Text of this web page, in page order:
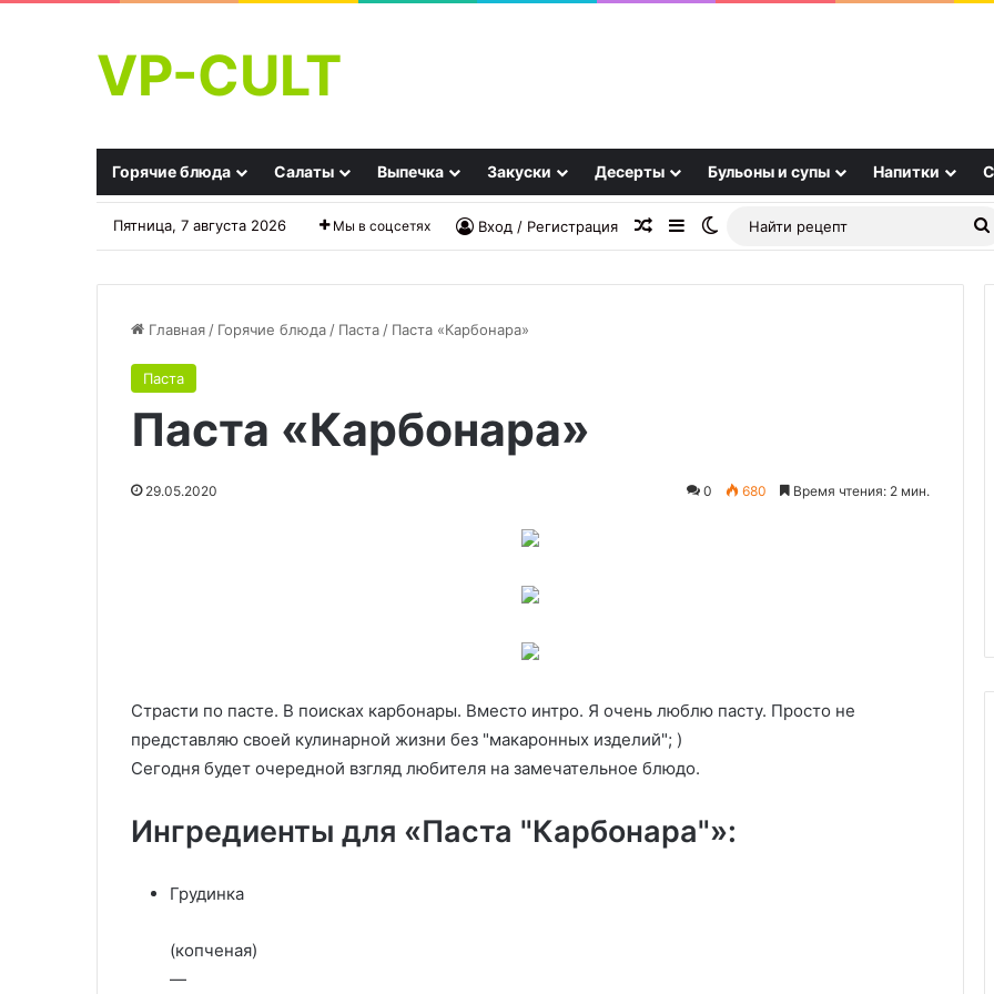
VP-CULT
Горячие блюда Салаты Выпечка Закуски Десерты Бульоны и супы Напитки
Пятница, 7 августа 2026 Мы в соцсетях Вход / Регистрация Случайная статья
SidebarSwitch skin
Главная / Горячие блюда / Паста / Паста «Карбонара»
Паста
Паста «Карбонара»
29.05.2020 0 680 Время чтения: 2 мин.
Страсти по пасте. В поисках карбонары. Вместо интро. Я очень люблю пасту. Просто не
представляю своей кулинарной жизни без "макаронных изделий"; )
Сегодня будет очередной взгляд любителя на замечательное блюдо.
Ингредиенты для «Паста "Карбонара"»:
Грудинка
(копченая)
—
«Вкусная»
Лазанья «Вкусная»
бомба: